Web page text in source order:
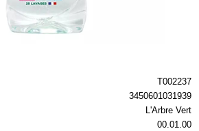
T002237
3450601031939
L'Arbre Vert
00.01.00